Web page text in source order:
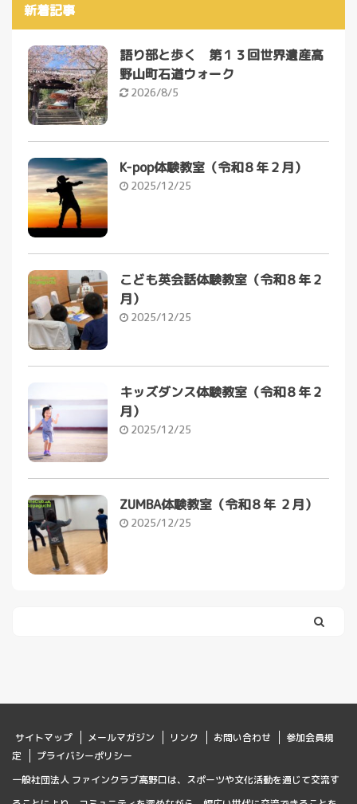
新着記事
語り部と歩く 第１３回世界遺産高
野山町石道ウォーク
2026/8/5
K-pop体験教室（令和８年２月）
2025/12/25
こども英会話体験教室（令和８年２
月）
2025/12/25
キッズダンス体験教室（令和８年２
月）
2025/12/25
ZUMBA体験教室（令和８年 ２月）
2025/12/25
サイトマップ メールマガジン リンク お問い合わせ
参加会員規
定
プライバシーポリシー
一般社団法人 ファインクラブ高野口は、スポーツや文化活動を通じて交流す